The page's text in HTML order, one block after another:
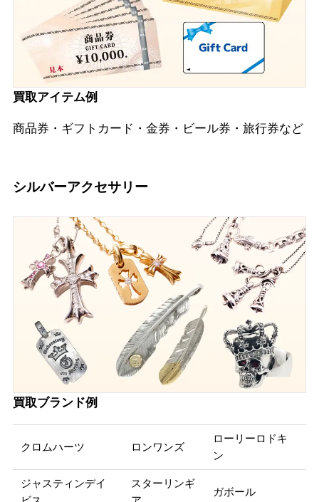
買取アイテム例
商品券・ギフトカード・金券・ビール券・旅行券など
シルバーアクセサリー
買取ブランド例
クロムハーツ ロンワンズ
ローリーロドキ
ン
ジャスティンデイ
スターリンギ
ガボール